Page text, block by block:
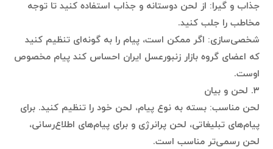
جذاب و گیرا: از لحن دوستانه و جذاب استفاده کنید تا توجه
مخاطب را جلب کنید.
شخصی‌سازی: اگر ممکن است، پیام را به گونه‌ای تنظیم کنید
که اعضای گروه بازار زنبورعسل ایران احساس کند پیام مخصوص
اوست.
۳. لحن و بیان
لحن مناسب: بسته به نوع پیام، لحن خود را تنظیم کنید. برای
پیام‌های تبلیغاتی، لحن پرانرژی و برای پیام‌های اطلاع‌رسانی،
لحن رسمی‌تر مناسب است.